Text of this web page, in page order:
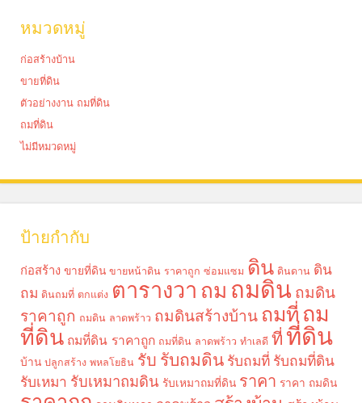
หมวดหมู่
ก่อสร้างบ้าน
ขายที่ดิน
ตัวอย่างงาน ถมที่ดิน
ถมที่ดิน
ไม่มีหมวดหมู่
ป้ายกำกับ
ก่อสร้าง ขายที่ดิน ขายหน้าดิน ราคาถูก ซ่อมแซม ดิน ดินดาน ดิน
ถม ดินถมที่ ตกแต่ง ตารางวา ถม ถมดิน ถมดิน
ราคาถูก ถมดิน ลาดพร้าว ถมดินสร้างบ้าน ถมที่ถม
ที่ดิน ถมที่ดิน ราคาถูก ถมที่ดิน ลาดพร้าว ทำเลดี ที่ ที่ดิน
บ้าน ปลูกสร้าง พหลโยธิน รับ รับถมดิน รับถมที่ รับถมที่ดิน
รับเหมา รับเหมาถมดิน รับเหมาถมที่ดิน ราคา ราคา ถมดิน